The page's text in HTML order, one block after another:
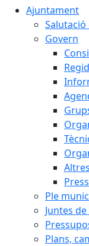
Ajuntament
Salutació
Govern
Ple
Juntes
Plans,